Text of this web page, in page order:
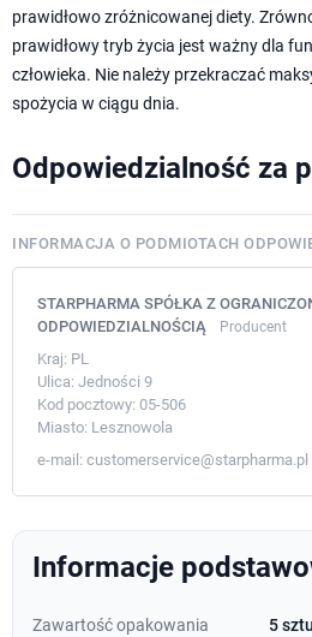
prawidłowo zróżnicowanej diety.
prawidłowy tryb życia jest ważny dla
człowieka. Nie należy przekraczać
spożycia w ciągu dnia.
Odpowiedzialność za
INFORMACJA O PODMIOTACH
STARPHARMA SPÓŁKA Z
ODPOWIEDZIALNOŚCIĄ
Producent
Kraj: PL
Ulica: Jedności 9
Kod pocztowy: 05-506
Miasto: Lesznowola
e-mail: customerservice@starpharma.pl
Informacje
Zawartość opakowania 5